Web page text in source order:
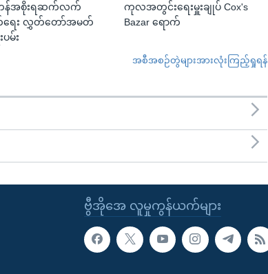
န်အစိုးရဆက်လက်
ေး လွှတ်တော်အမတ်
မ်း
ကုလအတွင်းရေးမှူးချုပ် Cox's
Bazar ရောက်
အစီအစဉ်တွဲများအားလုံးကြည့်ရှုရန်
ဗွီအိုအေ လူမှုကွန်ယက်များ